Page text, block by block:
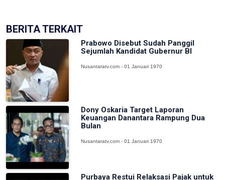
BERITA TERKAIT
Prabowo Disebut Sudah Panggil
Sejumlah Kandidat Gubernur BI
Nusantaratv.com - 01 Januari 1970
Dony Oskaria Target Laporan
Keuangan Danantara Rampung Dua
Bulan
Nusantaratv.com - 01 Januari 1970
Purbaya Restui Relaksasi Pajak untuk